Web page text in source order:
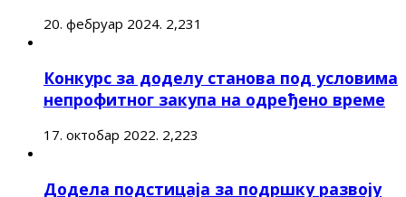
20. фебруар 2024. 2,231
Конкурс за доделу станова под условима
непрофитног закупа на одређено време
17. октобар 2022. 2,223
Додела подстицаја за подршку развоју